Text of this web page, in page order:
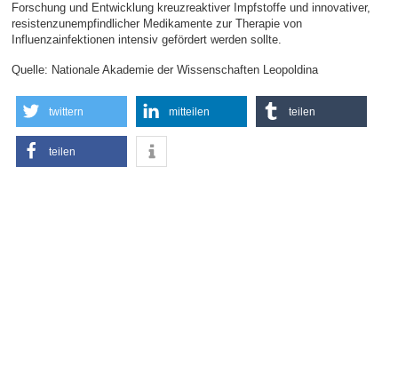
Forschung und Entwicklung kreuzreaktiver Impfstoffe und innovativer,
resistenzunempfindlicher Medikamente zur Therapie von
Influenzainfektionen intensiv gefördert werden sollte.
Quelle: Nationale Akademie der Wissenschaften Leopoldina
twittern mitteilen teilen
teilen